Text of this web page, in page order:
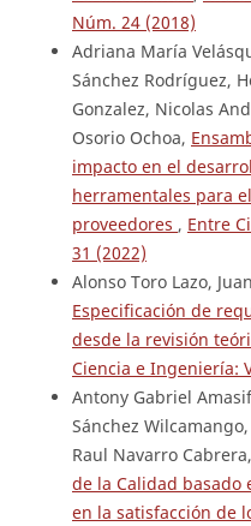
Núm. 24 (2018)
Adriana María
Sánchez Rodríguez,
Gonzalez, Nicolas
Osorio Ochoa,
impacto en el
herramentales para
proveedores , Entre
31 (2022)
Alonso Toro Lazo,
Especificación de
desde la revisión
Ciencia e Ingeniería:
Antony Gabriel
Sánchez
Raul Navarro
de la Calidad basado
en la satisfacción de